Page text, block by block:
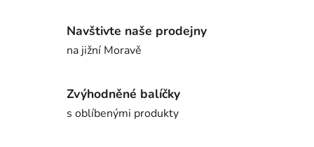
Navštivte naše prodejny
na jižní Moravě
Zvýhodněné balíčky
s oblíbenými produkty